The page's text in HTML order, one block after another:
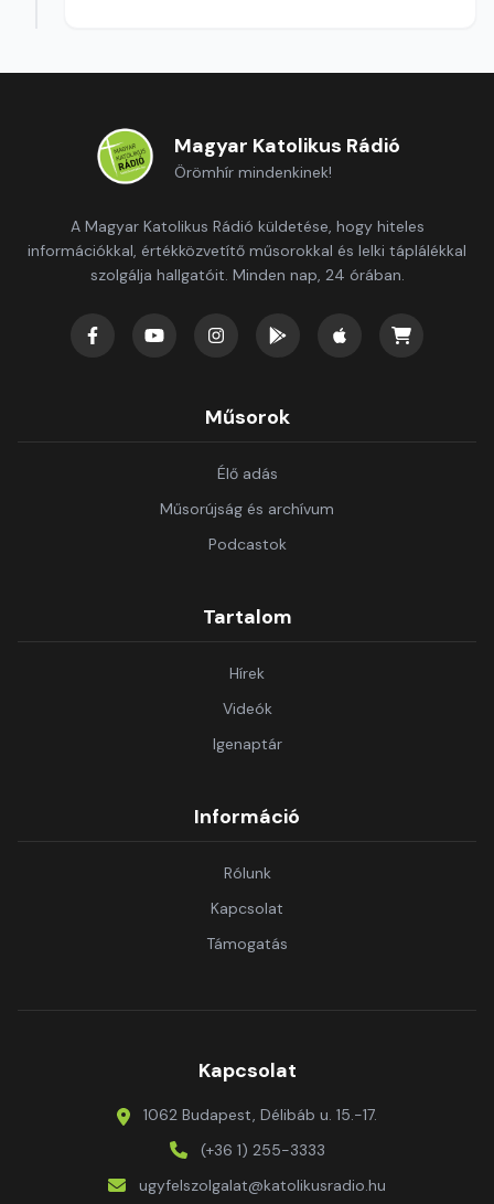
Magyar Katolikus Rádió
Örömhír mindenkinek!
A Magyar Katolikus Rádió küldetése, hogy hiteles
információkkal, értékközvetítő műsorokkal és lelki táplálékkal
szolgálja hallgatóit. Minden nap, 24 órában.
Műsorok
Élő adás
Műsorújság és archívum
Podcastok
Tartalom
Hírek
Videók
Igenaptár
Információ
Rólunk
Kapcsolat
Támogatás
Kapcsolat
1062 Budapest, Délibáb u. 15.-17.
(+36 1) 255-3333
ugyfelszolgalat@katolikusradio.hu